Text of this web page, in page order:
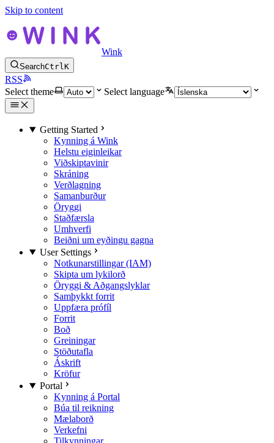
Skip to content
Wink
SearchCtrlK
RSS
Select theme
Select language
Getting Started
Kynning á Wink
Helstu eiginleikar
Viðskiptavinir
Skráning
Verðlagning
Samanburður
Öryggi
Staðfærsla
Umhverfi
Beiðni um eyðingu gagna
User Settings
Notkunarstillingar (IAM)
Skipta um lykilorð
Öryggi & Aðgangslyklar
Samþykkt forrit
Uppfæra prófíl
Forrit
Boð
Greiningar
Stöðutafla
Áskrift
Kröfur
Portal
Kynning á Portal
Búa til reikning
Mælaborð
Verkefni
Tilkynningar